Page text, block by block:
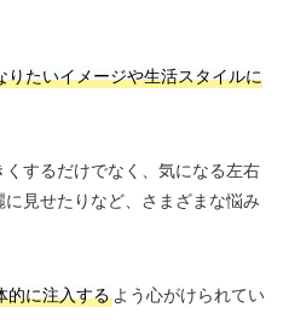
たいイメージや生活スタイルに
するだけでなく、気になる左右
見せたりなど、さまざまな悩み
的に注入するよう心がけられてい